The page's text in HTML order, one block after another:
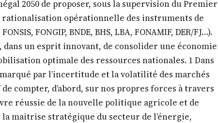
la valorisation des potentialités de nos
de nos ressources naturelles dans les secteurs et
main d’œuvre.
publique, il s’agit aussi de mobiliser
nationaux et internationaux et toutes les
publiques et parapubliques. Pour clore ce
a invité le Premier Ministre à veiller, dès
selon les priorités et programmes validés, du